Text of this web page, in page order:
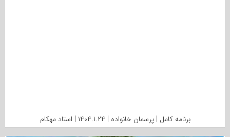
برنامه کامل | پرسمان خانواده | ۱۴۰۴.۱.۲۴ | استاد مهکام